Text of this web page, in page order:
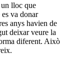
lloc que
va donar
anys havien de
deixar veure la
diferent. Això